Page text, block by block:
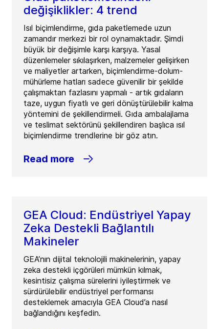
değişiklikler: 4 trend
Isıl biçimlendirme, gıda paketlemede uzun
zamandır merkezi bir rol oynamaktadır. Şimdi
büyük bir değişimle karşı karşıya. Yasal
düzenlemeler sıkılaşırken, malzemeler gelişirken
ve maliyetler artarken, biçimlendirme-dolum-
mühürleme hatları sadece güvenilir bir şekilde
çalışmaktan fazlasını yapmalı - artık gıdaların
taze, uygun fiyatlı ve geri dönüştürülebilir kalma
yöntemini de şekillendirmeli. Gıda ambalajlama
ve teslimat sektörünü şekillendiren başlıca ısıl
biçimlendirme trendlerine bir göz atın.
Read more
GEA Cloud: Endüstriyel Yapay
Zeka Destekli Bağlantılı
Makineler
GEA’nın dijital teknolojili makinelerinin, yapay
zeka destekli içgörüleri mümkün kılmak,
kesintisiz çalışma sürelerini iyileştirmek ve
sürdürülebilir endüstriyel performansı
desteklemek amacıyla GEA Cloud’a nasıl
bağlandığını keşfedin.